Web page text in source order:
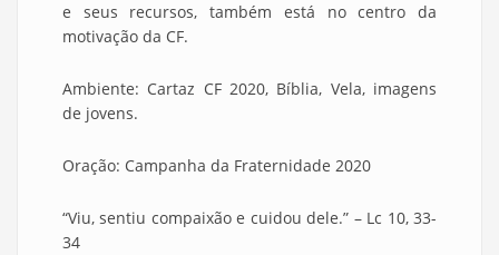
e seus recursos, também está no centro da
motivação da CF.
Ambiente: Cartaz CF 2020, Bíblia, Vela, imagens
de jovens.
Oração: Campanha da Fraternidade 2020
“Viu, sentiu compaixão e cuidou dele.” – Lc 10, 33-
34